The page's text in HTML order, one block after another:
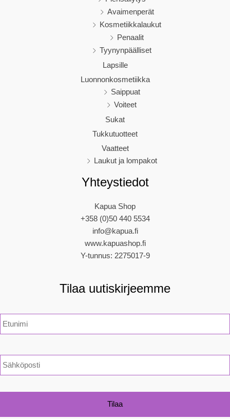
Avaimenperät
Kosmetiikkalaukut
Penaalit
Tyynynpäälliset
Lapsille
Luonnonkosmetiikka
Saippuat
Voiteet
Sukat
Tukkutuotteet
Vaatteet
Laukut ja lompakot
Yhteystiedot
Kapua Shop
+358 (0)50 440 5534
info@kapua.fi
www.kapuashop.fi
Y-tunnus: 2275017-9
Tilaa uutiskirjeemme
S
ä
ö